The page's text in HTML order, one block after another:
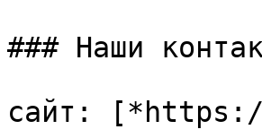
### Наши
сайт: